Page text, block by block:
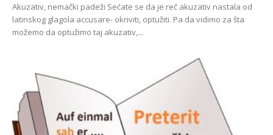
Akuzativ, nemački padeži Sećate se da je reč akuzativ nastala od
latinskog glagola accusare- okriviti, optužiti. Pa da vidimo za šta
možemo da optužimo taj akuzativ,...